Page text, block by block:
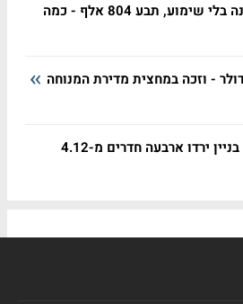
פוטר אחרי 29 שנה בלי שימוע, תבע 804 אלף - כמה
תל בנימין: באותו בניין ירדו ארבעה חדרים מ-4.12